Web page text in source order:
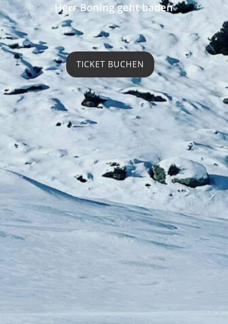
Herr Boning geht baden
TICKET BUCHEN